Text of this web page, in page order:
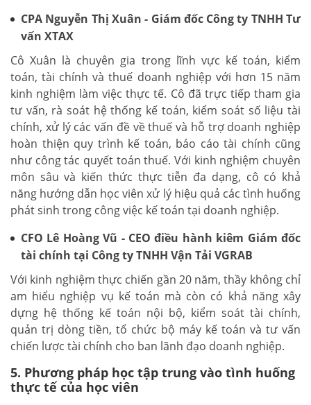
CPA Nguyễn Thị Xuân - Giám đốc Công ty TNHH Tư
vấn XTAX
Cô Xuân là chuyên gia trong lĩnh vực kế toán, kiểm
toán, tài chính và thuế doanh nghiệp với hơn 15 năm
kinh nghiệm làm việc thực tế. Cô đã trực tiếp tham gia
tư vấn, rà soát hệ thống kế toán, kiểm soát số liệu tài
chính, xử lý các vấn đề về thuế và hỗ trợ doanh nghiệp
hoàn thiện quy trình kế toán, báo cáo tài chính cũng
như công tác quyết toán thuế. Với kinh nghiệm chuyên
môn sâu và kiến thức thực tiễn đa dạng, cô có khả
năng hướng dẫn học viên xử lý hiệu quả các tình huống
phát sinh trong công việc kế toán tại doanh nghiệp.
CFO Lê Hoàng Vũ - CEO điều hành kiêm Giám đốc
tài chính tại Công ty TNHH Vận Tải VGRAB
Với kinh nghiệm thực chiến gần 20 năm, thầy không chỉ
am hiểu nghiệp vụ kế toán mà còn có khả năng xây
dựng hệ thống kế toán nội bộ, kiểm soát tài chính,
quản trị dòng tiền, tổ chức bộ máy kế toán và tư vấn
chiến lược tài chính cho ban lãnh đạo doanh nghiệp.
5. Phương pháp học tập trung vào tình huống
thực tế của học viên